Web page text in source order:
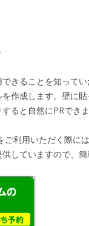
きることを知って
作成します。壁に
ると自然にPRできま
ご利用いただく際に
していますので、